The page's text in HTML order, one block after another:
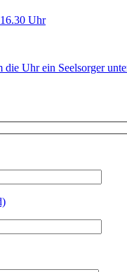
Uhr
die Uhr ein Seelsorger